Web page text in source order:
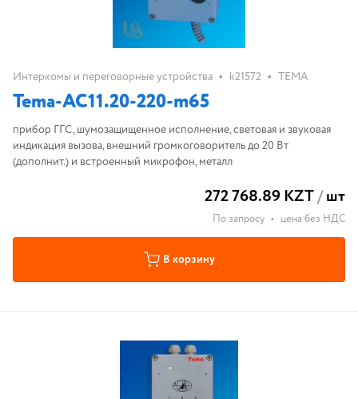
Интеркомы и переговорные устройства • k21572 • ТЕМА
Tema-AC11.20-220-m65
прибор ГГС, шумозащищенное исполнение, световая и звуковая
индикация вызова, внешний громкоговоритель до 20 Вт
(дополнит.) и встроенный микрофон, металл
272 768.89 KZT/шт
По запросу • цена без НДС
В корзину